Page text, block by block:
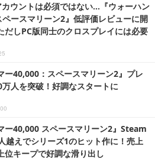
ウントは必須ではない…『ウォーハン
ースマリーン2』低評価レビューに開
だしPC版同士のクロスプレイには必要
ー40,000：スペースマリーン2』プレ
人を突破！好調なスタートに
ー40,000 スペースマリーン2』Steam
越えでシリーズ1のヒット作に！売上
位キープで好調な滑り出し